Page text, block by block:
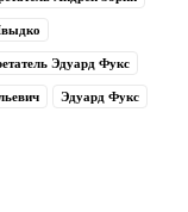
Эдуард Фукс
Эдуард Фукс